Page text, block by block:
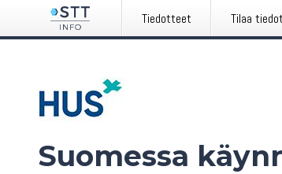
Tiedotteet Tilaa
Suomessa